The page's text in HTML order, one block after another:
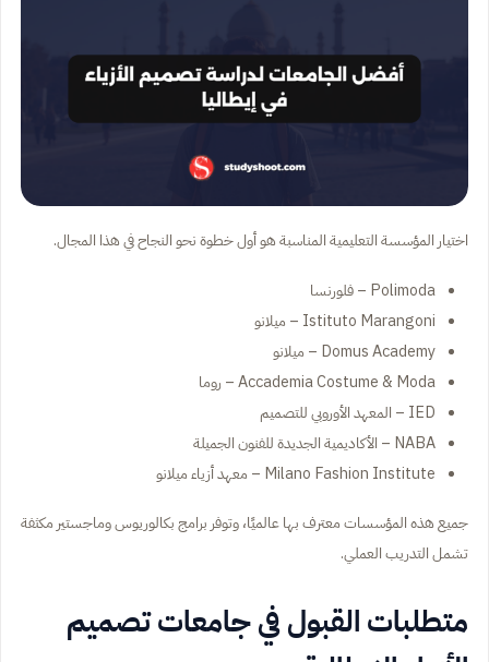
اختيار المؤسسة التعليمية المناسبة هو أول خطوة نحو النجاح في هذا المجال.
Polimoda – فلورنسا
Istituto Marangoni – ميلانو
Domus Academy – ميلانو
Accademia Costume & Moda – روما
IED – المعهد الأوروبي للتصميم
NABA – الأكاديمية الجديدة للفنون الجميلة
Milano Fashion Institute – معهد أزياء ميلانو
جميع هذه المؤسسات معترف بها عالميًا، وتوفر برامج بكالوريوس وماجستير مكثفة
تشمل التدريب العملي.
متطلبات القبول في جامعات تصميم